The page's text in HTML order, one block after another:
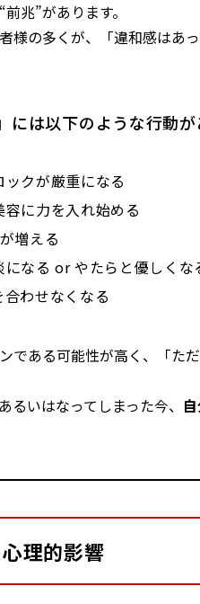
兆”があります。
様の多くが、「違和感はあ
には以下のような行動が
クが厳重になる
に力を入れ始める
増える
なる or やたらと優しくな
わせなくなる
である可能性が高く、「た
るいはなってしまった今、
理的影響